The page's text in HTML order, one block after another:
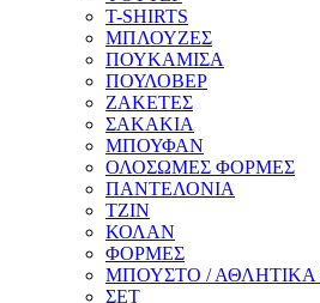
T-SHIRTS
ΜΠΛΟΥΖΕΣ
ΠΟΥΚΑΜΙΣΑ
ΠΟΥΛΟΒΕΡ
ΖΑΚΕΤΕΣ
ΣΑΚΑΚΙΑ
ΜΠΟΥΦΑΝ
ΟΛΟΣΩΜΕΣ ΦΟΡΜΕΣ
ΠΑΝΤΕΛΟΝΙΑ
ΤΖΙΝ
ΚΟΛΑΝ
ΦΟΡΜΕΣ
ΜΠΟΥΣΤΟ / ΑΘΛΗΤΙΚΑ
ΣΕΤ